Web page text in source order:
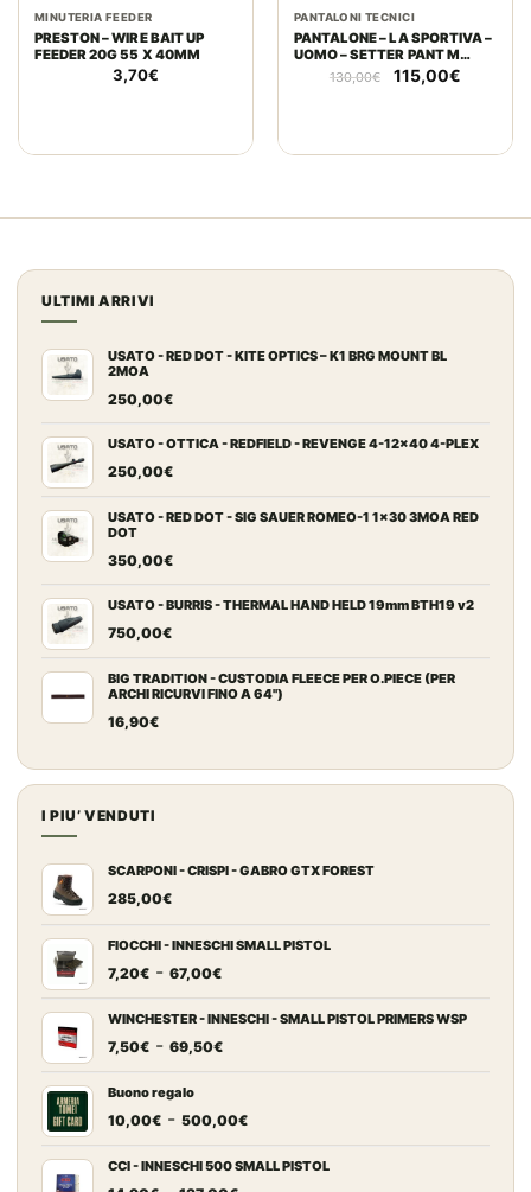
MINUTERIA FEEDER
PRESTON – WIRE BAIT UP
FEEDER 20G 55 X 40MM
3,70€
PANTALONI TECNICI
PANTALONE – LA SPORTIVA –
UOMO – SETTER PANT M
CARBON/CLOUD
130,00€
Il
prezzo
115,00€
115,00€.
ULTIMI ARRIVI
USATO - RED DOT - KITE OPTICS – K1 BRG MOUNT BL
2MOA
250,00€
USATO - OTTICA - REDFIELD - REVENGE 4-12x40 4-PLEX
250,00€
USATO - RED DOT - SIG SAUER ROMEO-1 1x30 3MOA RED
DOT
350,00€
USATO - BURRIS - THERMAL HAND HELD 19mm BTH19 v2
750,00€
BIG TRADITION - CUSTODIA FLEECE PER O.PIECE (PER
ARCHI RICURVI FINO A 64")
16,90€
I PIU’ VENDUTI
SCARPONI - CRISPI - GABRO GTX FOREST
285,00€
FIOCCHI - INNESCHI SMALL PISTOL
7,20€ - 67,00€Fascia
prezzo:
da
67,00€
WINCHESTER - INNESCHI - SMALL PISTOL PRIMERS WSP
7,50€ - 69,50€Fascia
da
a
Buono regalo
10,00€ - 500,00€Fascia
prezzo:
CCI - INNESCHI 500 SMALL PISTOL